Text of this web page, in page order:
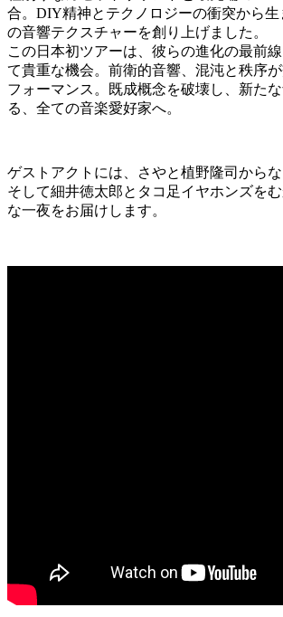
合。DIY精神とテクノロジーの衝突から生
の音響テクスチャーを創り上げました。
この日本初ツアーは、彼らの進化の最前
て貴重な機会。前衛的音響、混沌と秩序
フォーマンス。既成概念を破壊し、新た
る、全ての音楽愛好家へ。
ゲストアクトには、さやと植野隆司からな
そして細井徳太郎とタコ足イヤホンズを
な一夜をお届けします。